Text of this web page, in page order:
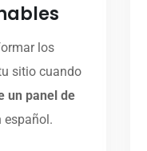
los
sitio cuando
un panel de